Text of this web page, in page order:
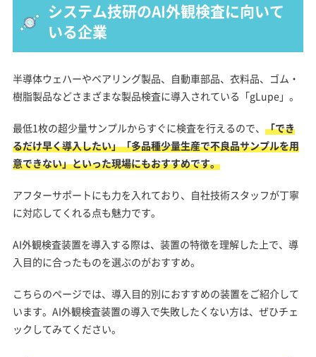
システム技研のAI外観検査に向いて
いる企業
半導体ウェハーやベアリング製品、自動車部品、衣料品、ゴム・
樹脂製品などさまざまな製品検査に導入されている「gLupe」。
最低1枚の超少量サンプルからすぐに検査を行えるので、 「でき
るだけ早く導入したい」「多品種少量生産で不良品サンプルを用
意できない」といった現場にもおすすめです。
アフターサポートにも力を入れており、自社技術スタッフが丁寧
に対応してくれる点も魅力です。
AI外観検査装置を導入する際は、装置の特徴を理解した上で、導
入目的に合ったものを選ぶのがおすすめ。
こちらのページでは、導入目的別におすすめの装置をご紹介して
います。AI外観検査装置の導入で失敗したくない方は、ぜひチェ
ックしてみてください。